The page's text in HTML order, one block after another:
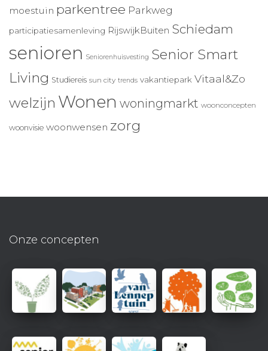
moestuin parkentree Parkweg
participatiesamenleving RijswijkBuiten Schiedam
senioren Seniorenhuisvesting Senior Smart
Living Studiereis sun city trends vakantiepark Vitaal&Zo
welzijn Wonen woningmarkt woonconcepten
woonvisie woonwensen zorg
Onze concepten